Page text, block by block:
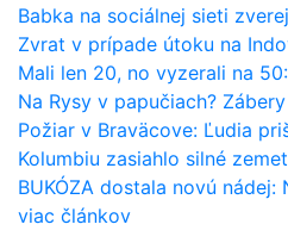
Babka na sociálnej sieti
Zvrat v prípade útoku na
Mali len 20, no vyzerali na
Na Rysy v papučiach?
Požiar v Braväcove: Ľudia
Kolumbiu zasiahlo silné
BUKÓZA dostala novú nádej:
viac článkov